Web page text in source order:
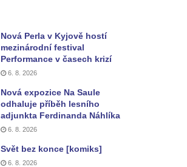
Nová Perla v Kyjově hostí
mezinárodní festival
Performance v časech krizí
6. 8. 2026
Nová expozice Na Saule
odhaluje příběh lesního
adjunkta Ferdinanda Náhlíka
6. 8. 2026
Svět bez konce [komiks]
6. 8. 2026